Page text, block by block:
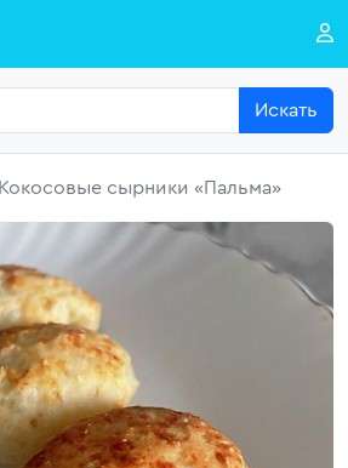
Искать
Кокосовые сырники «Пальма»